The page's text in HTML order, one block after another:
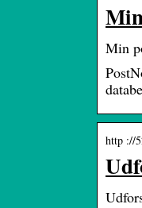
Min
http ://